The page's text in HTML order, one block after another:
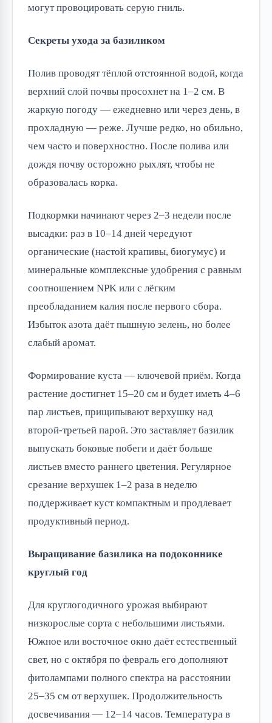
могут провоцировать серую гниль.
Секреты ухода за базиликом
Полив проводят тёплой отстоянной водой, когда
верхний слой почвы просохнет на 1–2 см. В
жаркую погоду — ежедневно или через день, в
прохладную — реже. Лучше редко, но обильно,
чем часто и поверхностно. После полива или
дождя почву осторожно рыхлят, чтобы не
образовалась корка.
Подкормки начинают через 2–3 недели после
высадки: раз в 10–14 дней чередуют
органические (настой крапивы, биогумус) и
минеральные комплексные удобрения с равным
соотношением NPK или с лёгким
преобладанием калия после первого сбора.
Избыток азота даёт пышную зелень, но более
слабый аромат.
Формирование куста — ключевой приём. Когда
растение достигнет 15–20 см и будет иметь 4–6
пар листьев, прищипывают верхушку над
второй-третьей парой. Это заставляет базилик
выпускать боковые побеги и даёт больше
листьев вместо раннего цветения. Регулярное
срезание верхушек 1–2 раза в неделю
поддерживает куст компактным и продлевает
продуктивный период.
Выращивание базилика на подоконнике
круглый год
Для круглогодичного урожая выбирают
низкорослые сорта с небольшими листьями.
Южное или восточное окно даёт естественный
свет, но с октября по февраль его дополняют
фитолампами полного спектра на расстоянии
25–35 см от верхушек. Продолжительность
досвечивания — 12–14 часов. Температура в